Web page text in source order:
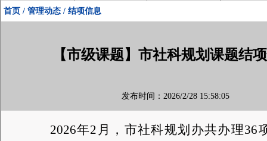
首页 / 管理动态 / 结项信息
【市级课题】市社科规划课题结
发布时间：2026/2/28 15:58:05
2026年2 月，市社科规划办共办理36